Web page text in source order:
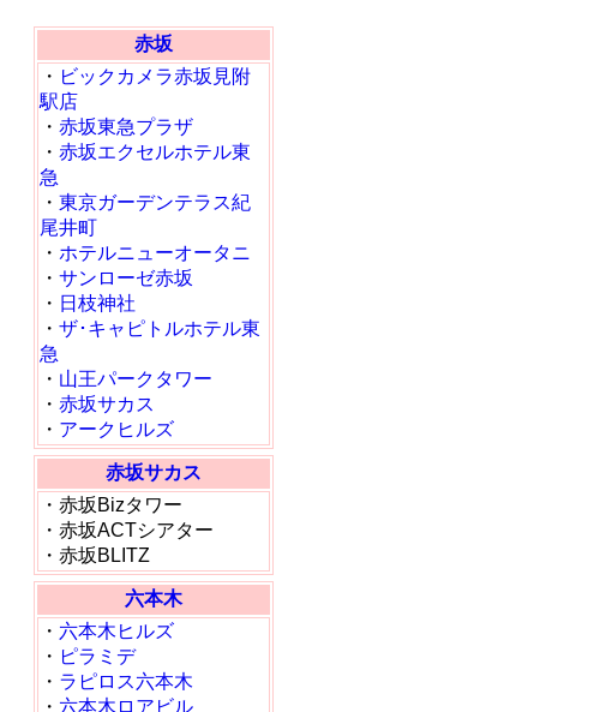
赤坂
・ ビックカメラ赤坂見附
駅店
・ 赤坂東急プラザ
・ 赤坂エクセルホテル東
急
・ 東京ガーデンテラス紀
尾井町
・ ホテルニューオータニ
・ サンローゼ赤坂
・ 日枝神社
・ ザ･キャピトルホテル東
急
・ 山王パークタワー
・ 赤坂サカス
・ アークヒルズ
赤坂サカス
・赤坂Bizタワー
・赤坂ACTシアター
・赤坂BLITZ
六本木
・ 六本木ヒルズ
・ ピラミデ
・ ラピロス六本木
・ 六本木ロアビル